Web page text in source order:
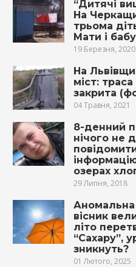
“Дитячі
На
трьома
Мати і
19 Березня, 2020
На
міст:
закрита
04 Травня, 2021
8-денний
нічого не
озерах
29 Липня, 2018
Аномальна
вісник
літо
“Сахару”,
зникнуть?
01 Лютого, 2025